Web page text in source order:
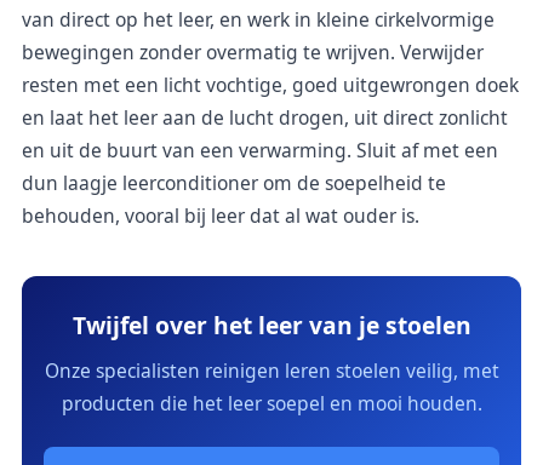
van direct op het leer, en werk in kleine cirkelvormige
bewegingen zonder overmatig te wrijven. Verwijder
resten met een licht vochtige, goed uitgewrongen doek
en laat het leer aan de lucht drogen, uit direct zonlicht
en uit de buurt van een verwarming. Sluit af met een
dun laagje leerconditioner om de soepelheid te
behouden, vooral bij leer dat al wat ouder is.
Twijfel over het leer van je stoelen
Onze specialisten reinigen leren stoelen veilig, met
producten die het leer soepel en mooi houden.